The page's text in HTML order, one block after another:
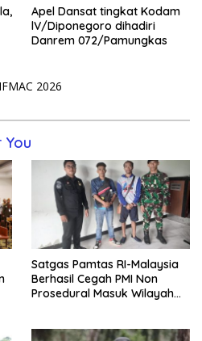
Apel Dansat tingkat Kodam
lV/Diponegoro dihadiri
Danrem 072/Pamungkas
Satgas Pamtas RI-Malaysia
Berhasil Cegah PMI Non
Prosedural Masuk Wilayah